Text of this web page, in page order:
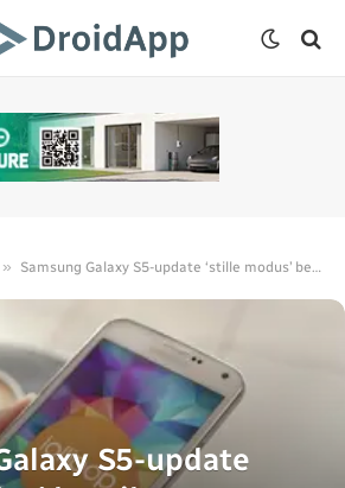
» Samsung Galaxy S5-update ‘stille modus’ bereikt Nederland
S5-update